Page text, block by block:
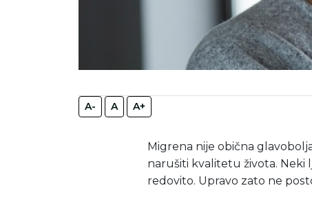
A- A A+
Migrena nije obična
narušiti kvalitetu života. Neki
redovito. Upravo zato ne